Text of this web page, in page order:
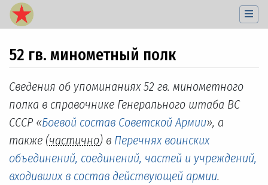
52 гв. минометный полк
Перейти к:навигация,поиск
Сведения об упоминаниях 52 гв. минометного
полка в справочнике Генерального штаба ВС
СССР «Боевой состав Советской Армии», а
также (частично) в Перечнях воинских
объединений, соединений, частей и учреждений,
входивших в состав действующей армии.